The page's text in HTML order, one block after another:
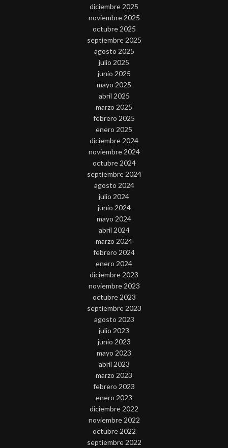
diciembre 2025
noviembre 2025
octubre 2025
septiembre 2025
agosto 2025
julio 2025
junio 2025
mayo 2025
abril 2025
marzo 2025
febrero 2025
enero 2025
diciembre 2024
noviembre 2024
octubre 2024
septiembre 2024
agosto 2024
julio 2024
junio 2024
mayo 2024
abril 2024
marzo 2024
febrero 2024
enero 2024
diciembre 2023
noviembre 2023
octubre 2023
septiembre 2023
agosto 2023
julio 2023
junio 2023
mayo 2023
abril 2023
marzo 2023
febrero 2023
enero 2023
diciembre 2022
noviembre 2022
octubre 2022
septiembre 2022